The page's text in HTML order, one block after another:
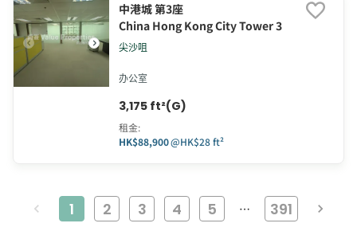
中港城 第3座
China Hong Kong City Tower 3
尖沙咀
办公室
3,175 ft²(G)
租金:
HK$88,900@HK$28 ft²
1 2 3 4 5 … 391